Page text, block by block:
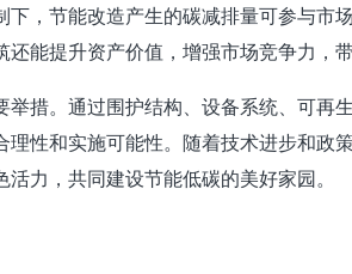
，节能改造产生的碳减排量可参与市
能提升资产价值，增强市场竞争力，带
措。通过围护结构、设备系统、可
性和实施可能性。随着技术进步和政
力，共同建设节能低碳的美好家园。